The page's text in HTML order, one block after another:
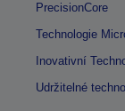
PrecisionCore
Technologie
Inovativní
Udržitelné